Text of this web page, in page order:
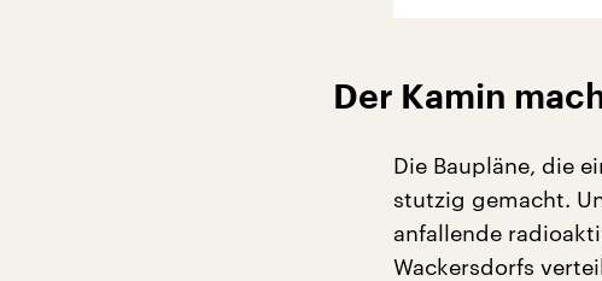
Der Kamin
Die Baupläne, die
stutzig gemacht.
anfallende
Wackersdorfs